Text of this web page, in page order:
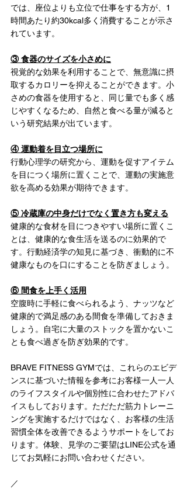
では、座位よりも立位で仕事をする方が、1
時間あたり約30kcal多く消費することが示さ
れています。
③ 食器のサイズを小さめに
視覚的な効果を利用することで、無意識に摂
取するカロリーを抑えることができます。小
さめの食器を使用すると、同じ量でも多く感
じやすくなるため、自然と食べる量が減ると
いう研究結果が出ています。
④ 運動着を目立つ場所に
行動心理学の研究から、運動を促すアイテム
を目につく場所に置くことで、運動の実施意
欲を高める効果が期待できます。
⑤ 冷蔵庫の中身だけでなく置き方も変える
健康的な食材を目につきやすい場所に置くこ
とは、健康的な食生活を送るのに効果的で
す。行動経済学の知見に基づき、衝動的に不
健康なものを口にすることを防ぎましょう。
⑥ 間食を上手く活用
空腹時に手軽に食べられるよう、ナッツなど
健康的で満足感のある間食を準備しておきま
しょう。自宅に大量のストックを置かないこ
とも食べ過ぎを防ぎ効果的です。
BRAVE FITNESS GYMでは、これらのエビデ
ンスに基づいた情報を参考にお客様一人一人
のライフスタイルや個別性に合わせたアドバ
イスもしております。ただただ筋力トレーニ
ングを実施するだけではなく、お客様の生活
習慣全体を改善できるようサポートをしてお
ります。体験、見学のご要望はLINE公式を通
じてお気軽にお問い合わせください。
／